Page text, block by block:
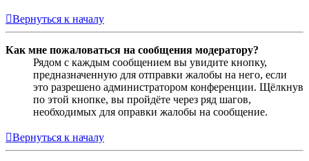
Вернуться к началу
Как мне пожаловаться на сообщения модератору?
Рядом с каждым сообщением вы увидите кнопку,
предназначенную для отправки жалобы на него, если
это разрешено администратором конференции. Щёлкнув
по этой кнопке, вы пройдёте через ряд шагов,
необходимых для оправки жалобы на сообщение.
Вернуться к началу